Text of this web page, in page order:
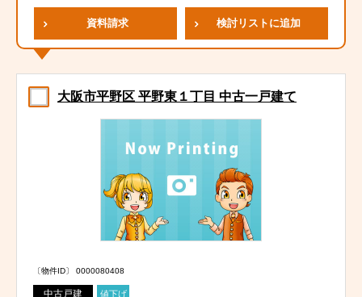
資料請求 検討リストに追加
大阪市平野区 平野東１丁目 中古一戸建て
〔物件ID〕 0000080408
中古戸建 値下げ